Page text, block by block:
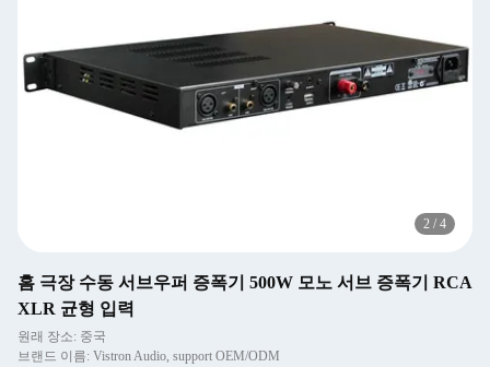
2 / 4
홈 극장 수동 서브우퍼 증폭기 500W 모노 서브 증폭기 RCA
XLR 균형 입력
원래 장소: 중국
브랜드 이름: Vistron Audio, support OEM/ODM